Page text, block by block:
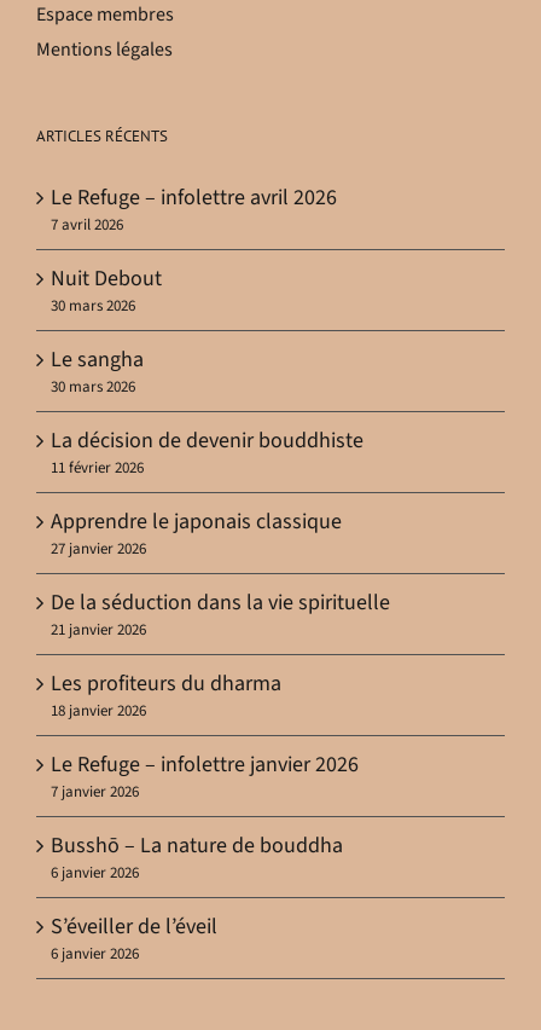
Espace membres
Mentions légales
ARTICLES RÉCENTS
Le Refuge – infolettre avril 2026
7 avril 2026
Nuit Debout
30 mars 2026
Le sangha
30 mars 2026
La décision de devenir bouddhiste
11 février 2026
Apprendre le japonais classique
27 janvier 2026
De la séduction dans la vie spirituelle
21 janvier 2026
Les profiteurs du dharma
18 janvier 2026
Le Refuge – infolettre janvier 2026
7 janvier 2026
Busshō – La nature de bouddha
6 janvier 2026
S’éveiller de l’éveil
6 janvier 2026